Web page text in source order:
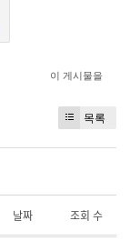
이 게시물을
목록
날짜 조회 수